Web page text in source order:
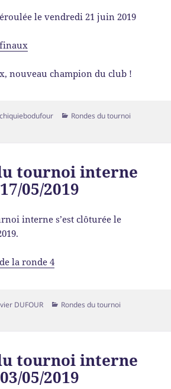
le vendredi 21 juin 2019
nouveau champion du club !
Rondes du tournoi
tournoi interne
05/2019
interne s’est clôturée le
la ronde 4
DUFOUR
Rondes du tournoi
tournoi interne
05/2019